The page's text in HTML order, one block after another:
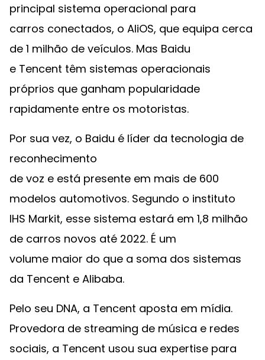
principal sistema operacional para
carros conectados, o AliOS, que equipa cerca
de 1 milhão de veículos. Mas Baidu
e Tencent têm sistemas operacionais
próprios que ganham popularidade
rapidamente entre os motoristas.
Por sua vez, o Baidu é líder da tecnologia de
reconhecimento
de voz e está presente em mais de 600
modelos automotivos. Segundo o instituto
IHS Markit, esse sistema estará em 1,8 milhão
de carros novos até 2022. É um
volume maior do que a soma dos sistemas
da Tencent e Alibaba.
Pelo seu DNA, a Tencent aposta em mídia.
Provedora de streaming de música e redes
sociais, a Tencent usou sua expertise para